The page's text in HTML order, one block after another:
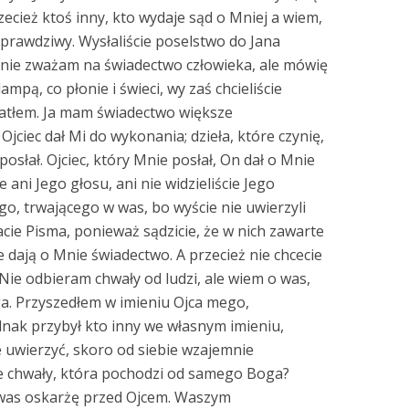
ktoś inny, kto wydaje sąd o Mniej a wiem,
Wysłaliście poselstwo do Jana
zważam na świadectwo człowieka, ale mówię
co płonie i świeci, wy zaś chcieliście
Ja mam świadectwo większe
dał Mi do wykonania; dzieła, które czynię,
Ojciec, który Mnie posłał, On dał o Mnie
ani Jego głosu, ani nie widzieliście Jego
trwającego w was, bo wyście nie uwierzyli
Pisma, ponieważ sądzicie, że w nich zawarte
dają o Mnie świadectwo. A przecież nie chcecie
odbieram chwały od ludzi, ale wiem o was,
Przyszedłem w imieniu Ojca mego,
przybył kto inny we własnym imieniu,
skoro od siebie wzajemnie
chwały, która pochodzi od samego Boga?
oskarżę przed Ojcem. Waszym